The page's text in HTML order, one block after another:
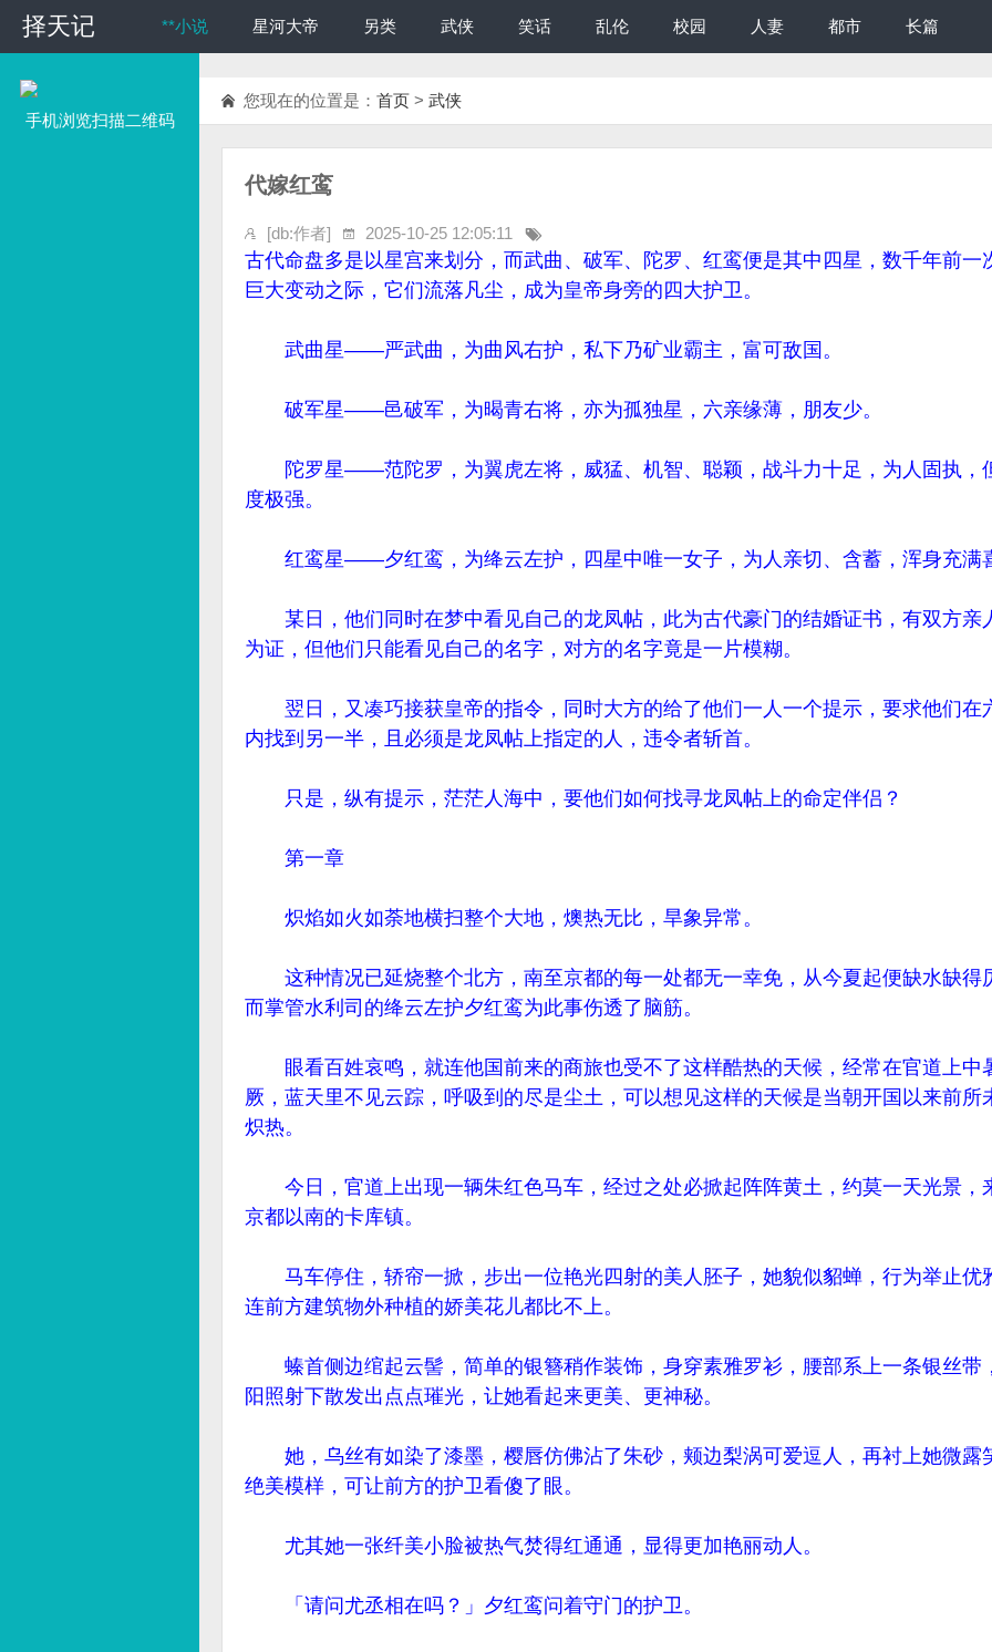
择天记
择天记 **小说 星河大帝 另类 武侠 笑话 乱伦 校园 人妻 都市 长篇
手机浏览扫描二维码
您现在的位置是： 首页 > 武侠
代嫁红鸾
[db:作者] 2025-10-25 12:05:11
古代命盘多是以星宫来划分，而武曲、破军、陀罗、红鸾便是其中四星，数千年前一
巨大变动之际，它们流落凡尘，成为皇帝身旁的四大护卫。
武曲星——严武曲，为曲风右护，私下乃矿业霸主，富可敌国。
破军星——邑破军，为暍青右将，亦为孤独星，六亲缘薄，朋友少。
陀罗星——范陀罗，为翼虎左将，威猛、机智、聪颖，战斗力十足，为人固执，
度极强。
红鸾星——夕红鸾，为绛云左护，四星中唯一女子，为人亲切、含蓄，浑身充满
某日，他们同时在梦中看见自己的龙凤帖，此为古代豪门的结婚证书，有双方亲
为证，但他们只能看见自己的名字，对方的名字竟是一片模糊。
翌日，又凑巧接获皇帝的指令，同时大方的给了他们一人一个提示，要求他们在
内找到另一半，且必须是龙凤帖上指定的人，违令者斩首。
只是，纵有提示，茫茫人海中，要他们如何找寻龙凤帖上的命定伴侣？
第一章
炽焰如火如荼地横扫整个大地，燠热无比，旱象异常。
这种情况已延烧整个北方，南至京都的每一处都无一幸免，从今夏起便缺水缺得
而掌管水利司的绛云左护夕红鸾为此事伤透了脑筋。
眼看百姓哀鸣，就连他国前来的商旅也受不了这样酷热的天候，经常在官道上中
厥，蓝天里不见云踪，呼吸到的尽是尘土，可以想见这样的天候是当朝开国以来前所
炽热。
今日，官道上出现一辆朱红色马车，经过之处必掀起阵阵黄土，约莫一天光景，
京都以南的卡库镇。
马车停住，轿帘一掀，步出一位艳光四射的美人胚子，她貌似貂蝉，行为举止优
连前方建筑物外种植的娇美花儿都比不上。
螓首侧边绾起云髻，简单的银簪稍作装饰，身穿素雅罗衫，腰部系上一条银丝带
阳照射下散发出点点璀光，让她看起来更美、更神秘。
她，乌丝有如染了漆墨，樱唇仿佛沾了朱砂，颊边梨涡可爱逗人，再衬上她微露
绝美模样，可让前方的护卫看傻了眼。
尤其她一张纤美小脸被热气焚得红通通，显得更加艳丽动人。
「请问尤丞相在吗？」夕红鸾问着守门的护卫。